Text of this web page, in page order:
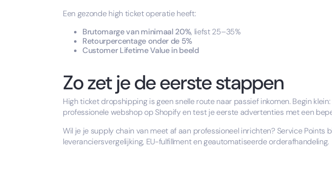
Een gezonde high ticket operatie heeft:
Brutomarge van minimaal 20%, liefst 25–35%
Retourpercentage onder de 5%
Customer Lifetime Value in beeld
Zo zet je de eerste stappen
High ticket dropshipping is geen snelle route naar passief inkomen. Begin
professionele webshop op Shopify en test je eerste advertenties met een
Wil je je supply chain van meet af aan professioneel inrichten? Service
leveranciersvergelijking, EU-fulfillment en geautomatiseerde orderafhandeling.